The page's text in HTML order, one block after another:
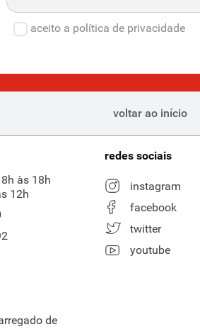
aceito a política de privacidade
voltar ao início
às 18h
12h
de
redes sociais
instagram
facebook
twitter
youtube